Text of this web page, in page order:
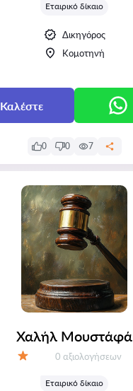
Εταιρικό δίκαιο
Δικηγόρος
Κομοτηνή
Καλέστε
0 0 7
Χαλήλ Μουστάφά
Αξιολογήσεις:
0 αξιολογήσεων
Εταιρικό δίκαιο